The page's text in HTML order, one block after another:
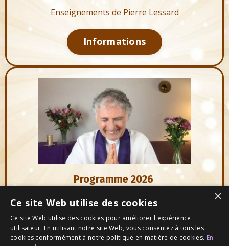
Enseignements de Pierre Lessard
Informations
Programme 2026
Enseignements de Maître Saint-Germain
×
Ce site Web utilise des cookies
Ce site Web utilise des cookies pour améliorer l'expérience
utilisateur. En utilisant notre site Web, vous consentez à tous les
cookies conformément à notre politique en matière de cookies. En